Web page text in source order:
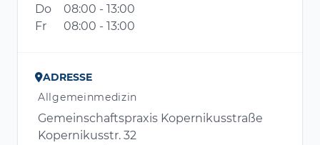
Do
08:00 - 13:00
Fr
08:00 - 13:00
ADRESSE
Allgemeinmedizin
Gemeinschaftspraxis Kopernikusstraße
Kopernikusstr. 32